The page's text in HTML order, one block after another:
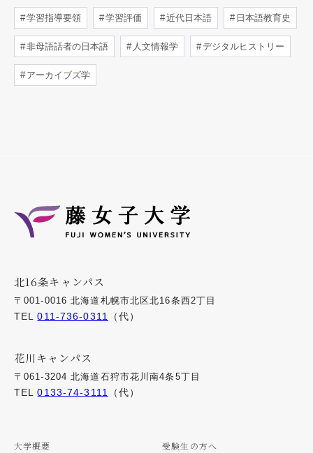
学習指導要領 学習評価 近代日本語 日本語教育史
非母語話者の日本語 人文情報学 デジタルヒストリー
アーカイブズ学
北16条キャンパス
〒001-0016 北海道札幌市北区北16条西2丁目
TEL011-736-0311 （代）
花川キャンパス
〒061-3204 北海道石狩市花川南4条5丁目
TEL0133-74-3111 （代）
大学概要
受験生の方へ